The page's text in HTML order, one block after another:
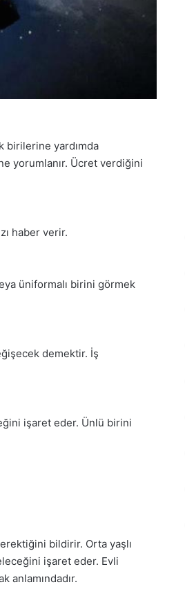
birilerine yardımda
yorumlanır. Ücret verdiğini
haber verir.
üniformalı birini görmek
demektir. İş
işaret eder. Ünlü birini
bildirir. Orta yaşlı
işaret eder. Evli
anlamındadır.